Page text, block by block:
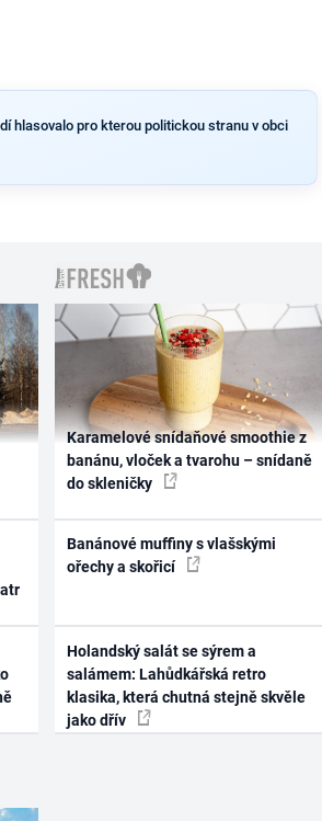
hlasovalo pro kterou politickou stranu v obci
Karamelové snídaňové smoothie z
banánu, vloček a tvarohu – snídaně
do skleničky
Banánové muffiny s vlašskými
ořechy a skořicí
Holandský salát se sýrem a
salámem: Lahůdkářská retro
klasika, která chutná stejně skvěle
jako dřív